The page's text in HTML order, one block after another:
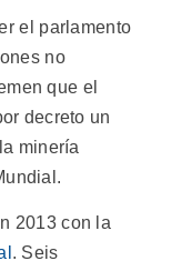
el parlamento
no
que el
decreto un
minería
2013 con la
. Seis